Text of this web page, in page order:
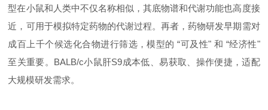
型在小鼠和人类中不仅名称相似，其底物谱和代谢功能也高度接
近，可用于模拟特定药物的代谢过程。再者，药物研发早期需对
成百上千个候选化合物进行筛选，模型的 “可及性" 和 “经济性"
至关重要。BALB/c小鼠肝S9成本低、易获取、操作便捷，适配
大规模研发需求。